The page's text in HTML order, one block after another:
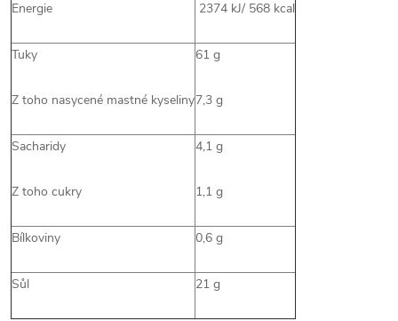
Energie 2374 kJ/ 568 kcal
Tuky
Z toho nasycené mastné kyseliny
61 g
7,3 g
Sacharidy
Z toho cukry
4,1 g
1,1 g
Bílkoviny 0,6 g
Sůl 21 g